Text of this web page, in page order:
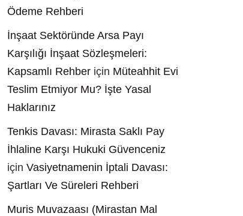
Ödeme Rehberi
İnşaat Sektöründe Arsa Payı
Karşılığı İnşaat Sözleşmeleri:
Kapsamlı Rehber için Müteahhit Evi
Teslim Etmiyor Mu? İşte Yasal
Haklarınız
Tenkis Davası: Mirasta Saklı Pay
İhlaline Karşı Hukuki Güvenceniz
için Vasiyetnamenin İptali Davası:
Şartları Ve Süreleri Rehberi
Muris Muvazaası (Mirastan Mal